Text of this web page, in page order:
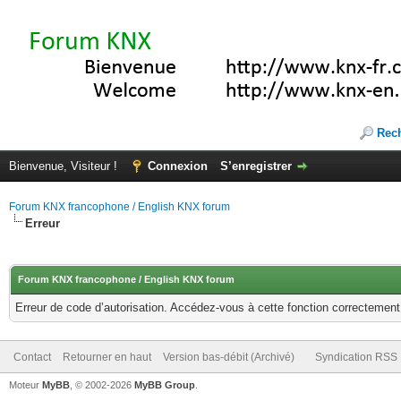
Bienvenue, Visiteur ! Connexion S’enregistrer
Forum KNX francophone / English KNX forum
Erreur
Forum KNX francophone / English KNX forum
Erreur de code d’autorisation. Accédez-vous à cette fonction
Contact Retourner en haut Version bas-débit (Archivé) Syndication RSS
Moteur MyBB , © 2002-2026 MyBB Group